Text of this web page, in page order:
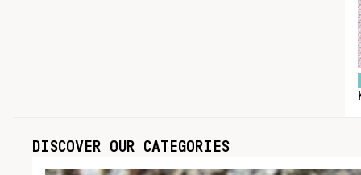
DISCOVER OUR CATEGORIES